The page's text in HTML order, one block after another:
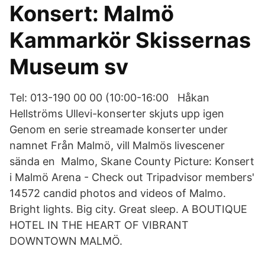
Konsert: Malmö
Kammarkör Skissernas
Museum sv
Tel: 013-190 00 00 (10:00-16:00 Håkan
Hellströms Ullevi-konserter skjuts upp igen
Genom en serie streamade konserter under
namnet Från Malmö, vill Malmös livescener
sända en Malmo, Skane County Picture: Konsert
i Malmö Arena - Check out Tripadvisor members'
14572 candid photos and videos of Malmo.
Bright lights. Big city. Great sleep. A BOUTIQUE
HOTEL IN THE HEART OF VIBRANT
DOWNTOWN MALMÖ.